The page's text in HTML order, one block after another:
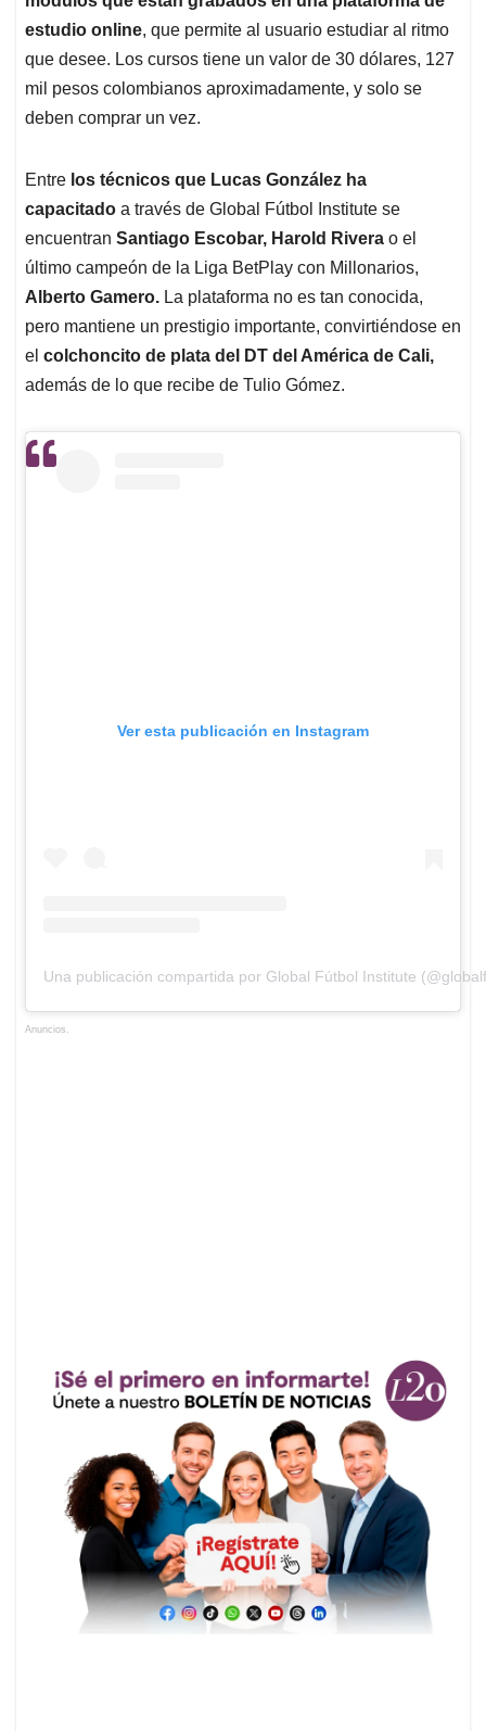
estudio online, que permite al usuario estudiar al ritmo
que desee. Los cursos tiene un valor de 30 dólares, 127
mil pesos colombianos aproximadamente, y solo se
deben comprar un vez.
Entre los técnicos que Lucas González ha
capacitado a través de Global Fútbol Institute se
encuentran Santiago Escobar, Harold Rivera o el
último campeón de la Liga BetPlay con Millonarios,
Alberto Gamero. La plataforma no es tan conocida,
pero mantiene un prestigio importante, convirtiéndose en
el colchoncito de plata del DT del América de Cali,
además de lo que recibe de Tulio Gómez.
Ver esta publicación en Instagram
Una publicación compartida por Global Fútbol Institute
Anuncios.